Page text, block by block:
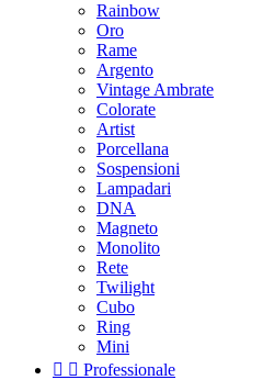
Rainbow
Oro
Rame
Argento
Vintage Ambrate
Colorate
Artist
Porcellana
Sospensioni
Lampadari
DNA
Magneto
Monolito
Rete
Twilight
Cubo
Ring
Mini
  Professionale